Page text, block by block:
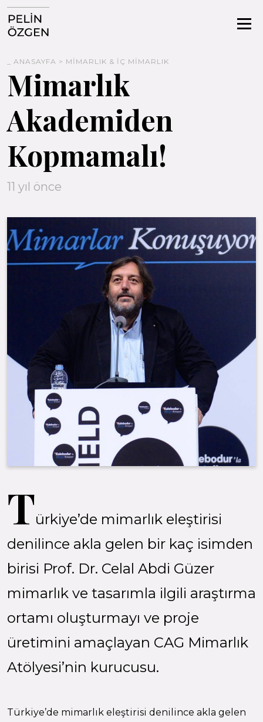
ANASAYFA > MİMARLIK & İÇ MİMARLIK
Mimarlık
Akademiden
Kopmamalı!
11 yıl önce
Türkiye’de mimarlık eleştirisi
denilince akla gelen bir kaç isimden
birisi Prof. Dr. Celal Abdi Güzer
mimarlık ve tasarımla ilgili araştırma
ortamı oluşturmayı ve proje
üretimini amaçlayan CAG Mimarlık
Atölyesi’nin kurucusu.
Türkiye’de mimarlık eleştirisi denilince akla gelen